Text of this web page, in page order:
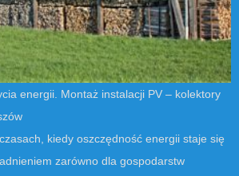
energii. Montaż instalacji PV – kolektory
kiedy oszczędność energii staje się
zarówno dla gospodarstw